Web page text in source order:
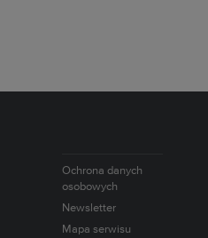
Ochrona danych
osobowych
Newsletter
Mapa serwisu